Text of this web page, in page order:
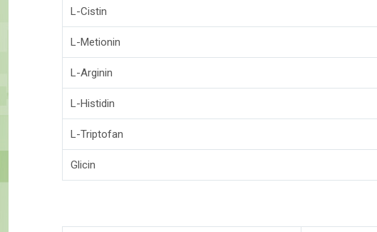
L-Cistin
L-Metionin
L-Arginin
L-Histidin
L-Triptofan
Glicin